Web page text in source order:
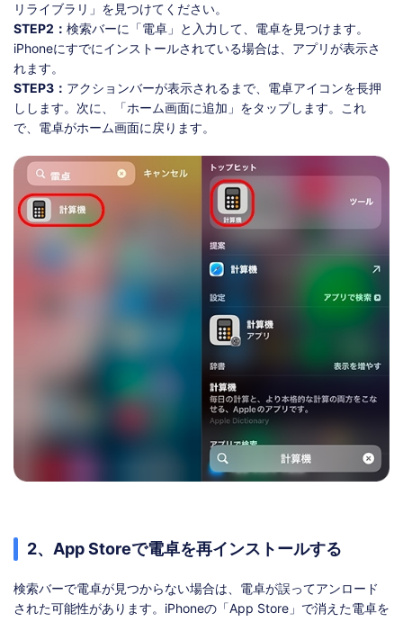
リライブラリ」を見つけてください。
STEP2： 検索バーに「電卓」と入力して、電卓を見つけます。
iPhoneにすでにインストールされている場合は、アプリが表示さ
れます。
STEP3： アクションバーが表示されるまで、電卓アイコンを長押
しします。次に、「ホーム画面に追加」をタップします。これ
で、電卓がホーム画面に戻ります。
2、App Storeで電卓を再インストールする
検索バーで電卓が見つからない場合は、電卓が誤ってアンロード
された可能性があります。iPhoneの「App Store」で消えた電卓を